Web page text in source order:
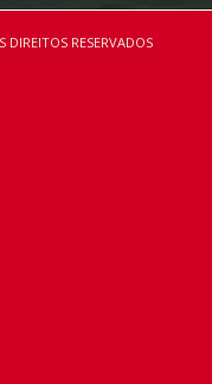
RESERVADOS